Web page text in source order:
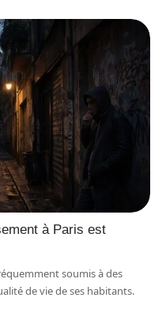
à Paris est
soumis à des
de vie de ses habitants.